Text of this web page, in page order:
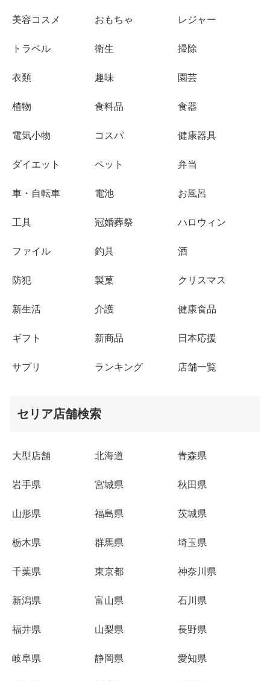
美容コスメ おもちゃ レジャー
トラベル 衛生 掃除
衣類 趣味 園芸
植物 食料品 食器
電気小物 コスパ 健康器具
ダイエット ペット 弁当
車・自転車 電池 お風呂
工具 冠婚葬祭 ハロウィン
ファイル 釣具 酒
防犯 製菓 クリスマス
新生活 介護 健康食品
ギフト 新商品 日本応援
サプリ ランキング 店舗一覧
セリア店舗検索
大型店舗 北海道 青森県
岩手県 宮城県 秋田県
山形県 福島県 茨城県
栃木県 群馬県 埼玉県
千葉県 東京都 神奈川県
新潟県 富山県 石川県
福井県 山梨県 長野県
岐阜県 静岡県 愛知県